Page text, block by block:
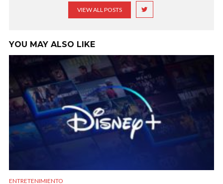
VIEW ALL POSTS
YOU MAY ALSO LIKE
ENTRETENIMIENTO